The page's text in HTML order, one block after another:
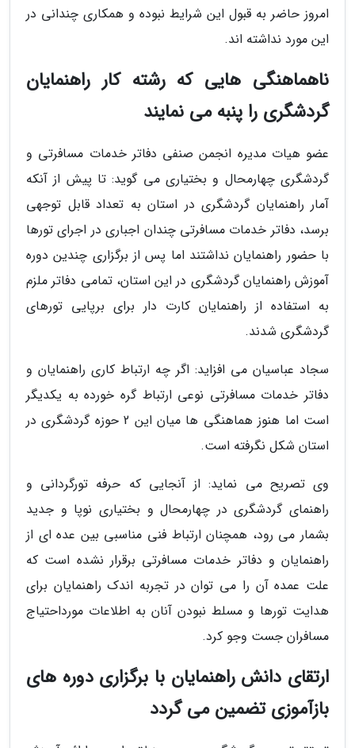
امروز حاضر به قبول این شرایط نبوده و همکاری چندانی در
این مورد نداشته اند.
ناهماهنگی هایی که رشته کار راهنمایان
گردشگری را پنبه می نمایند
عضو هیات مدیره انجمن صنفی دفاتر خدمات مسافرتی و
گردشگری چهارمحال و بختیاری می گوید: تا پیش از آنکه
آمار راهنمایان گردشگری در استان به تعداد قابل توجهی
برسد، دفاتر خدمات مسافرتی چندان اجباری در اجرای تورها
با حضور راهنمایان نداشتند اما پس از برگزاری چندین دوره
آموزش راهنمایان گردشگری در این استان، تمامی دفاتر ملزم
به استفاده از راهنمایان کارت دار برای برپایی تورهای
گردشگری شدند.
سجاد عباسیان می افزاید: اگر چه ارتباط کاری راهنمایان و
دفاتر خدمات مسافرتی نوعی ارتباط گره خورده به یکدیگر
است اما هنوز هماهنگی ها میان این 2 حوزه گردشگری در
استان شکل نگرفته است.
وی تصریح می نماید: از آنجایی که حرفه تورگردانی و
راهنمای گردشگری در چهارمحال و بختیاری نوپا و جدید
بشمار می رود، همچنان ارتباط فنی مناسبی بین عده ای از
راهنمایان و دفاتر خدمات مسافرتی برقرار نشده است که
علت عمده آن را می توان در تجربه اندک راهنمایان برای
هدایت تورها و مسلط نبودن آنان به اطلاعات مورداحتیاج
مسافران جست وجو کرد.
ارتقای دانش راهنمایان با برگزاری دوره های
بازآموزی تضمین می گردد